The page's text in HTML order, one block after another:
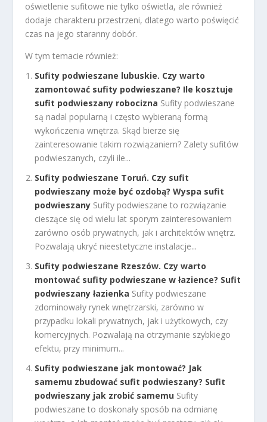
oświetlenie sufitowe nie tylko oświetla, ale również
dodaje charakteru przestrzeni, dlatego warto poświęcić
czas na jego staranny dobór.
W tym temacie również:
Sufity podwieszane lubuskie. Czy warto
zamontować sufity podwieszane? Ile kosztuje
sufit podwieszany robocizna Sufity podwieszane
są nadal popularną i często wybieraną formą
wykończenia wnętrza. Skąd bierze się
zainteresowanie takim rozwiązaniem? Zalety sufitów
podwieszanych, czyli ile...
Sufity podwieszane Toruń. Czy sufit
podwieszany może być ozdobą? Wyspa sufit
podwieszany Sufity podwieszane to rozwiązanie
cieszące się od wielu lat sporym zainteresowaniem
zarówno osób prywatnych, jak i architektów wnętrz.
Pozwalają ukryć nieestetyczne instalacje...
Sufity podwieszane Rzeszów. Czy warto
montować sufity podwieszane w łazience? Sufit
podwieszany łazienka Sufity podwieszane
zdominowały rynek wnętrzarski, zarówno w
przypadku lokali prywatnych, jak i użytkowych, czy
komercyjnych. Pozwalają na otrzymanie szybkiego
efektu, przy minimum...
Sufity podwieszane jak montować? Jak
samemu zbudować sufit podwieszany? Sufit
podwieszany jak zrobić samemu Sufity
podwieszane to doskonały sposób na odmianę